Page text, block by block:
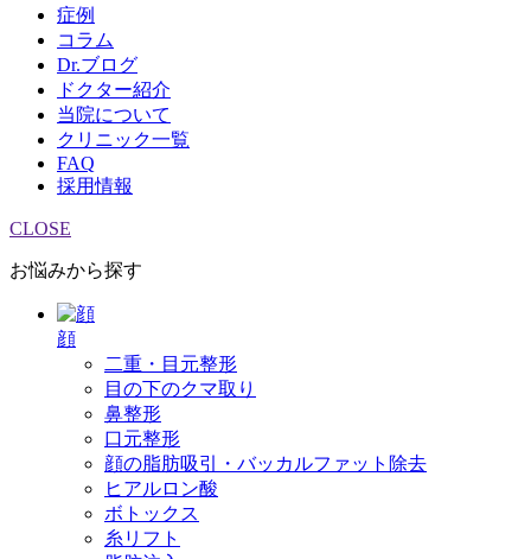
症例
コラム
Dr.ブログ
ドクター紹介
当院について
クリニック一覧
FAQ
採用情報
CLOSE
お悩みから探す
顔
二重・目元整形
目の下のクマ取り
鼻整形
口元整形
顔の脂肪吸引・バッカルファット除去
ヒアルロン酸
ボトックス
糸リフト